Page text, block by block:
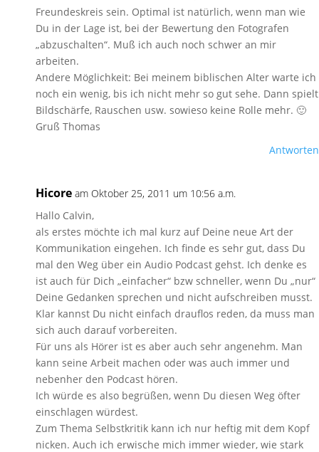
Freundeskreis sein. Optimal ist natürlich, wenn man wie
Du in der Lage ist, bei der Bewertung den Fotografen
„abzuschalten“. Muß ich auch noch schwer an mir
arbeiten.
Andere Möglichkeit: Bei meinem biblischen Alter warte ich
noch ein wenig, bis ich nicht mehr so gut sehe. Dann spielt
Bildschärfe, Rauschen usw. sowieso keine Rolle mehr. 🙂
Gruß Thomas
Antworten
Hicore am Oktober 25, 2011 um 10:56 a.m.
Hallo Calvin,
als erstes möchte ich mal kurz auf Deine neue Art der
Kommunikation eingehen. Ich finde es sehr gut, dass Du
mal den Weg über ein Audio Podcast gehst. Ich denke es
ist auch für Dich „einfacher“ bzw schneller, wenn Du „nur“
Deine Gedanken sprechen und nicht aufschreiben musst.
Klar kannst Du nicht einfach drauflos reden, da muss man
sich auch darauf vorbereiten.
Für uns als Hörer ist es aber auch sehr angenehm. Man
kann seine Arbeit machen oder was auch immer und
nebenher den Podcast hören.
Ich würde es also begrüßen, wenn Du diesen Weg öfter
einschlagen würdest.
Zum Thema Selbstkritik kann ich nur heftig mit dem Kopf
nicken. Auch ich erwische mich immer wieder, wie stark